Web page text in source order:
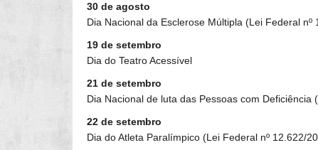
30 de agosto
Dia Nacional da Esclerose Múltipla (Lei Federal nº
19 de setembro
Dia do Teatro Acessível
21 de setembro
Dia Nacional de luta das Pessoas com Deficiência
22 de setembro
Dia do Atleta Paralímpico (Lei Federal nº 12.622/